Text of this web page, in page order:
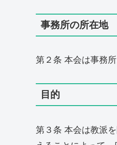
事務所の所在地
第２条 本会は事務
目的
第３条 本会は教派